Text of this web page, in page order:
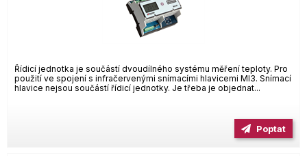
Řídicí jednotka je součástí dvoudílného systému měření teploty. Pro
použití ve spojení s infračervenými snímacími hlavicemi MI3. Snímací
hlavice nejsou součástí řídicí jednotky. Je třeba je objednat...
Poptat